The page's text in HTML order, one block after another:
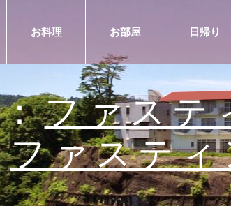
お料理 お部屋 日帰り
ファステ
ファステ